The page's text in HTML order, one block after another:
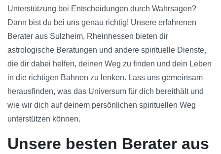
Unterstützung bei Entscheidungen durch Wahrsagen?
Dann bist du bei uns genau richtig! Unsere erfahrenen
Berater aus Sulzheim, Rheinhessen bieten dir
astrologische Beratungen und andere spirituelle Dienste,
die dir dabei helfen, deinen Weg zu finden und dein Leben
in die richtigen Bahnen zu lenken. Lass uns gemeinsam
herausfinden, was das Universum für dich bereithält und
wie wir dich auf deinem persönlichen spirituellen Weg
unterstützen können.
Unsere besten Berater aus